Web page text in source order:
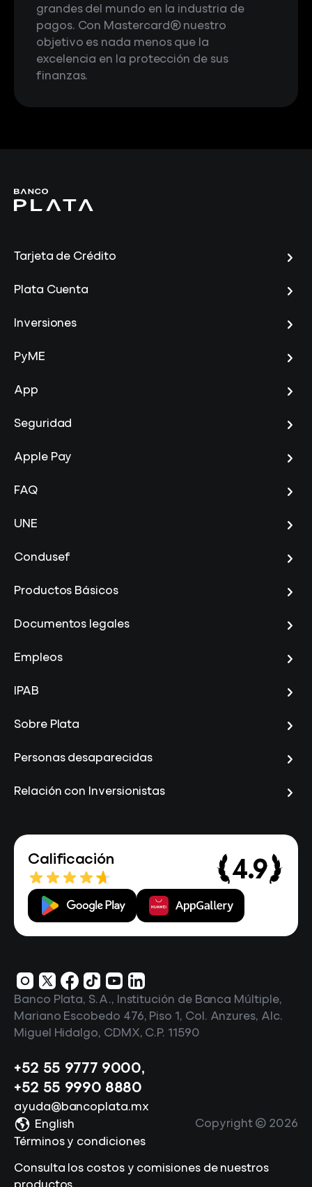
grandes del mundo en la industria de
pagos. Con Mastercard® nuestro
objetivo es nada menos que la
excelencia en la protección de sus
finanzas.
Tarjeta de Crédito
Plata Cuenta
Inversiones
PyME
App
Seguridad
Apple Pay
FAQ
UNE
Condusef
Productos Básicos
Documentos legales
Empleos
IPAB
Sobre Plata
Personas desaparecidas
Relación con Inversionistas
Calificación 4.9
+52 55 9777 9000,
+52 55 9990 8880
ayuda@bancoplata.mx
Banco Plata, S.A., Institución de Banca Múltiple,
Mariano Escobedo 476, Piso 1, Col. Anzures, Alc.
Miguel Hidalgo, CDMX, C.P. 11590
English Copyright © 2026
Términos y condiciones
Consulta los costos y comisiones de nuestros